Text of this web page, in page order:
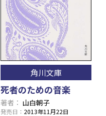
角川文庫
死者のための音楽
著者 山白朝子
発売日 2013年11月22日